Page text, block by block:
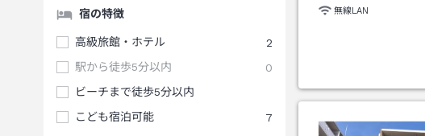
宿の特徴
高級旅館・ホテル
2
駅から徒歩5分以内
0
ビーチまで徒歩5分以内
こども宿泊可能
7
無線LAN